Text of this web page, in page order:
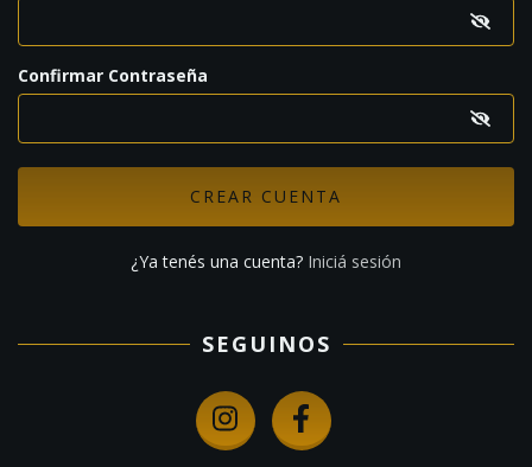
Confirmar Contraseña
¿Ya tenés una cuenta? Iniciá sesión
SEGUINOS